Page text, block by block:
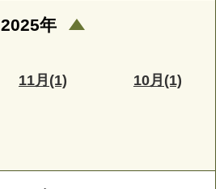
2025年
11月(1) 10月(1)